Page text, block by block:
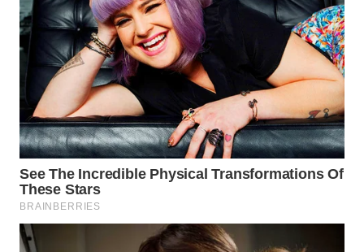
WN
NATUNA
WN
BINTAN
WN
MANDALIKA
LIKUPANG